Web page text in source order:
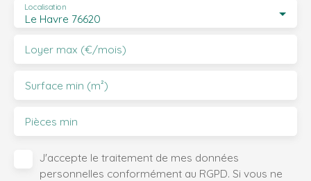
Le Havre 76620
Localisation
Loyer max (€/mois)
Surface min (m²)
Pièces min
J'accepte le traitement de mes données
personnelles conformément au RGPD. Si vous ne